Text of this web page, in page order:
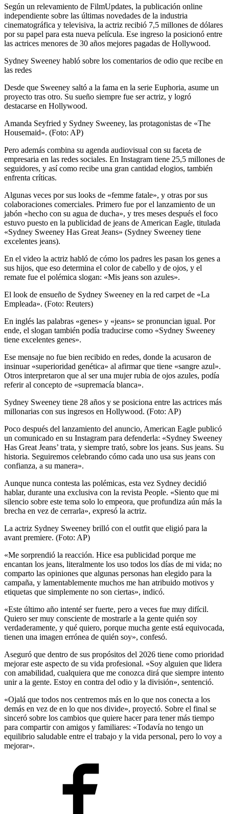
Según un relevamiento de FilmUpdates, la publicación online
independiente sobre las últimas novedades de la industria
cinematográfica y televisiva, la actriz recibió 7,5 millones de dólares
por su papel para esta nueva película. Ese ingreso la posicionó entre
las actrices menores de 30 años mejores pagadas de Hollywood.
Sydney Sweeney habló sobre los comentarios de odio que recibe en
las redes
Desde que Sweeney saltó a la fama en la serie Euphoria, asume un
proyecto tras otro. Su sueño siempre fue ser actriz, y logró
destacarse en Hollywood.
Amanda Seyfried y Sydney Sweeney, las protagonistas de «The
Housemaid». (Foto: AP)
Pero además combina su agenda audiovisual con su faceta de
empresaria en las redes sociales. En Instagram tiene 25,5 millones de
seguidores, y así como recibe una gran cantidad elogios, también
enfrenta críticas.
Algunas veces por sus looks de «femme fatale», y otras por sus
colaboraciones comerciales. Primero fue por el lanzamiento de un
jabón «hecho con su agua de ducha», y tres meses después el foco
estuvo puesto en la publicidad de jeans de American Eagle, titulada
«Sydney Sweeney Has Great Jeans» (Sydney Sweeney tiene
excelentes jeans).
En el video la actriz habló de cómo los padres les pasan los genes a
sus hijos, que eso determina el color de cabello y de ojos, y el
remate fue el polémica slogan: «Mis jeans son azules».
El look de ensueño de Sydney Sweeney en la red carpet de «La
Empleada». (Foto: Reuters)
En inglés las palabras «genes» y «jeans» se pronuncian igual. Por
ende, el slogan también podía traducirse como «Sydney Sweeney
tiene excelentes genes».
Ese mensaje no fue bien recibido en redes, donde la acusaron de
insinuar «superioridad genética» al afirmar que tiene «sangre azul».
Otros interpretaron que al ser una mujer rubia de ojos azules, podía
referir al concepto de «supremacía blanca».
Sydney Sweeney tiene 28 años y se posiciona entre las actrices más
millonarias con sus ingresos en Hollywood. (Foto: AP)
Poco después del lanzamiento del anuncio, American Eagle publicó
un comunicado en su Instagram para defenderla: «Sydney Sweeney
Has Great Jeans’ trata, y siempre trató, sobre los jeans. Sus jeans. Su
historia. Seguiremos celebrando cómo cada uno usa sus jeans con
confianza, a su manera».
Aunque nunca contesta las polémicas, esta vez Sydney decidió
hablar, durante una exclusiva con la revista People. «Siento que mi
silencio sobre este tema solo lo empeora, que profundiza aún más la
brecha en vez de cerrarla», expresó la actriz.
La actriz Sydney Sweeney brilló con el outfit que eligió para la
avant premiere. (Foto: AP)
«Me sorprendió la reacción. Hice esa publicidad porque me
encantan los jeans, literalmente los uso todos los días de mi vida; no
comparto las opiniones que algunas personas han elegido para la
campaña, y lamentablemente muchos me han atribuido motivos y
etiquetas que simplemente no son ciertas», indicó.
«Este último año intenté ser fuerte, pero a veces fue muy difícil.
Quiero ser muy consciente de mostrarle a la gente quién soy
verdaderamente, y qué quiero, porque mucha gente está equivocada,
tienen una imagen errónea de quién soy», confesó.
Aseguró que dentro de sus propósitos del 2026 tiene como prioridad
mejorar este aspecto de su vida profesional. «Soy alguien que lidera
con amabilidad, cualquiera que me conozca dirá que siempre intento
unir a la gente. Estoy en contra del odio y la división», sentenció.
«Ojalá que todos nos centremos más en lo que nos conecta a los
demás en vez de en lo que nos divide», proyectó. Sobre el final se
sinceró sobre los cambios que quiere hacer para tener más tiempo
para compartir con amigos y familiares: «Todavía no tengo un
equilibrio saludable entre el trabajo y la vida personal, pero lo voy a
mejorar».